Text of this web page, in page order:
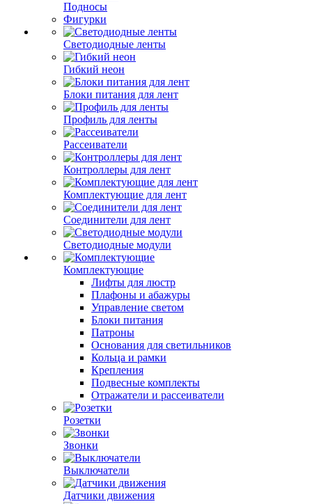
Подносы
Фигурки
Светодиодные ленты
Гибкий неон
Блоки питания для лент
Профиль для ленты
Рассеиватели
Контроллеры для лент
Комплектующие для лент
Соединители для лент
Светодиодные модули
Комплектующие
Лифты для люстр
Плафоны и абажуры
Управление светом
Блоки питания
Патроны
Основания для светильников
Кольца и рамки
Крепления
Подвесные комплекты
Отражатели и рассеиватели
Розетки
Звонки
Выключатели
Датчики движения